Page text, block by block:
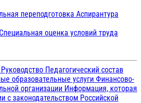
переподготовка Аспирантура
Специальная оценка условий труда
Руководство Педагогический состав
образовательные услуги Финансово-
организации Информация, которая
с законодательством Российской